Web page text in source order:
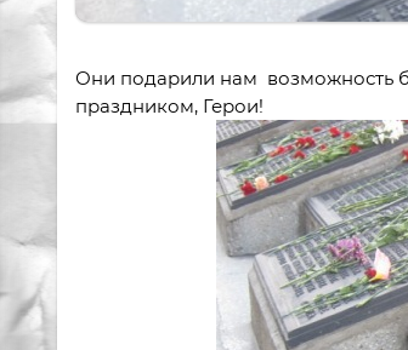
Они подарили нам возможность
праздником, Герои!